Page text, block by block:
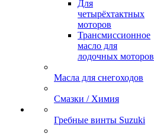
Для
четырёхтактных
моторов
Трансмиссионное
масло для
лодочных моторов
Масла для снегоходов
Смазки / Химия
Гребные винты Suzuki